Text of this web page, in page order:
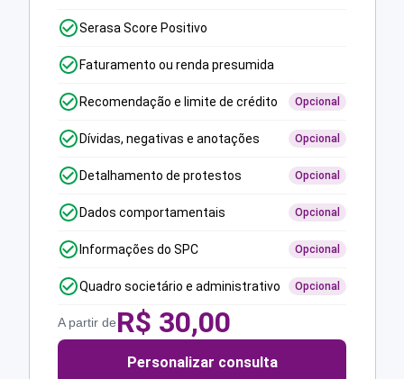
Serasa Score Positivo
Faturamento ou renda presumida
Recomendação e limite de crédito Opcional
Dívidas, negativas e anotações Opcional
Detalhamento de protestos Opcional
Dados comportamentais Opcional
Informações do SPC Opcional
Quadro societário e administrativo Opcional
A partir deR$ 30,00
Personalizar consulta